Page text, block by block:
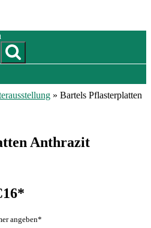
» Bartels Pflasterplatten
Anthrazit
angeben*